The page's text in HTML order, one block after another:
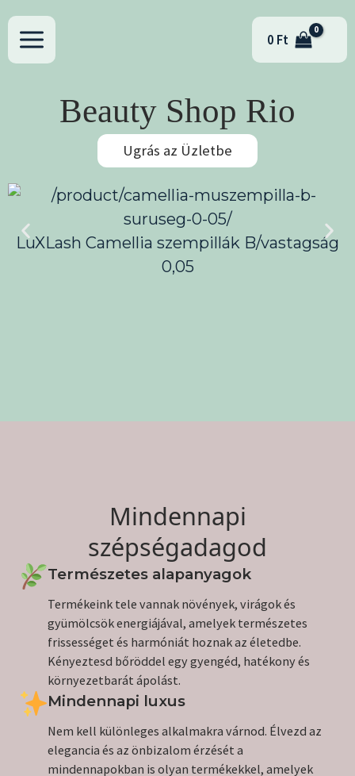
content
0 Ft
LuXLash Camellia szempillák B/vastagság
0,05
Beauty Shop Rio
Ugrás az Üzletbe
Mindennapi
szépségadagod
Természetes alapanyagok
Termékeink tele vannak növények, virágok és
gyümölcsök energiájával, amelyek természetes
frissességet és harmóniát hoznak az életedbe.
Kényeztesd bőröddel egy gyengéd, hatékony és
környezetbarát ápolást.
Mindennapi luxus
Nem kell különleges alkalmakra várnod. Élvezd az
elegancia és az önbizalom érzését a
mindennapokban is olyan termékekkel, amelyek